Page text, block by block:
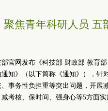
聚焦青年科研人员 五
部官网发布《科技部 财政部 教育部
知》（以下简称《通知》），
事务性负担重等突出问题，开展
考核、保时间、强身心等5方面